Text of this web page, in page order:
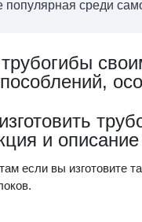
популярная среди
и
если вы изготовите